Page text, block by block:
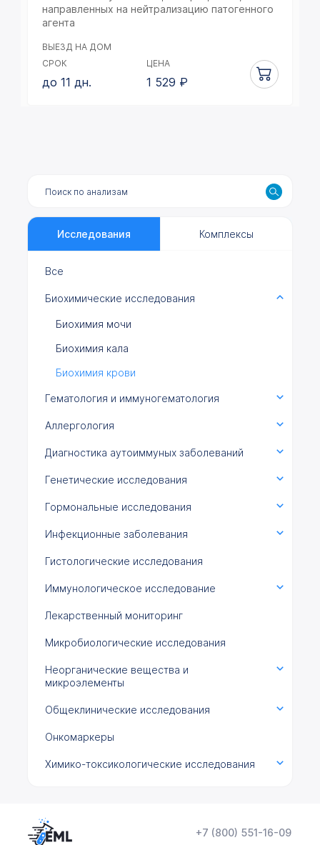
направленных на нейтрализацию патогенного
агента
ВЫЕЗД НА ДОМ
СРОК
до 11 дн.
ЦЕНА
1 529 ₽
Исследования Комплексы
Все
Биохимические исследования
Биохимия мочи
Биохимия кала
Биохимия крови
Гематология и иммуногематология
Аллергология
Диагностика аутоиммуных заболеваний
Генетические исследования
Гормональные исследования
Инфекционные заболевания
Гистологические исследования
Иммунологическое исследование
Лекарственный мониторинг
Микробиологические исследования
Неорганические вещества и
микроэлементы
Общеклинические исследования
Онкомаркеры
Химико-токсикологические исследования
+7 (800) 551-16-09